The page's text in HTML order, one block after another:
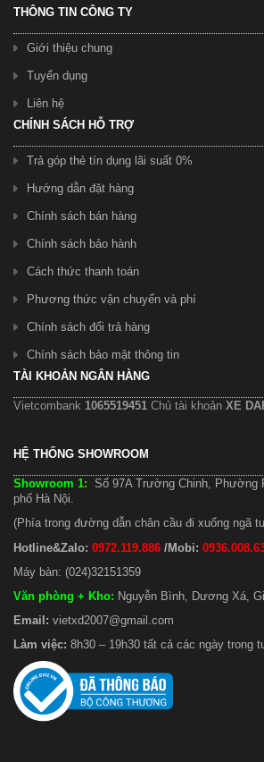
THÔNG TIN CÔNG TY
Giới thiệu chung
Tuyển dụng
Liên hệ
CHÍNH SÁCH HỖ TRỢ
Trả góp thẻ tín dụng lãi suất 0%
Hướng dẫn đặt hàng
Chính sách bán hàng
Chính sách bảo hành
Cách thức thanh toán
Phương thức vận chuyển và phí
Chính sách đổi trả hàng
Chính sách bảo mật thông tin
TÀI KHOẢN NGÂN HÀNG
Vietcombank 1065519451 Chủ tài khoản XE
HỆ THỐNG SHOWROOM
Showroom 1: Số 97A Trường Chinh, Phường
phố Hà Nội.
(Phía trong đường dẫn chân cầu đi xuống ngã
Hotline&Zalo: 0972.119.886 /Mobi:
Máy bàn: (024)32151359
Văn phòng + Kho: Nguyễn Bình, Dương Xá,
Email: vietxd2007@gmail.com
Làm việc: 8h30 – 19h30 tất cả các ngày trong